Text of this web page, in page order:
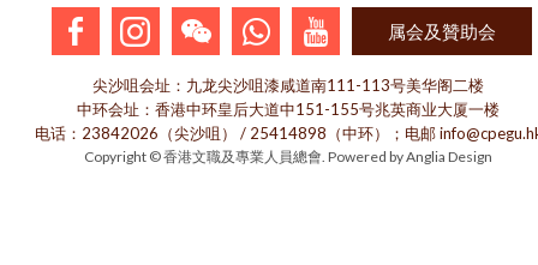
属会及贊助会
尖沙咀会址：九龙尖沙咀漆咸道南111-113号美华阁二楼
中环会址：香港中环皇后大道中151-155号兆英商业大厦一楼
电话：23842026（尖沙咀） / 25414898（中环）；电邮
Copyright © 香港文職及專業人員總會. Powered byAnglia Design